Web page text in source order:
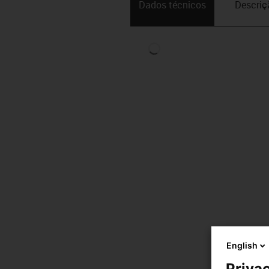
Dados técnicos
English